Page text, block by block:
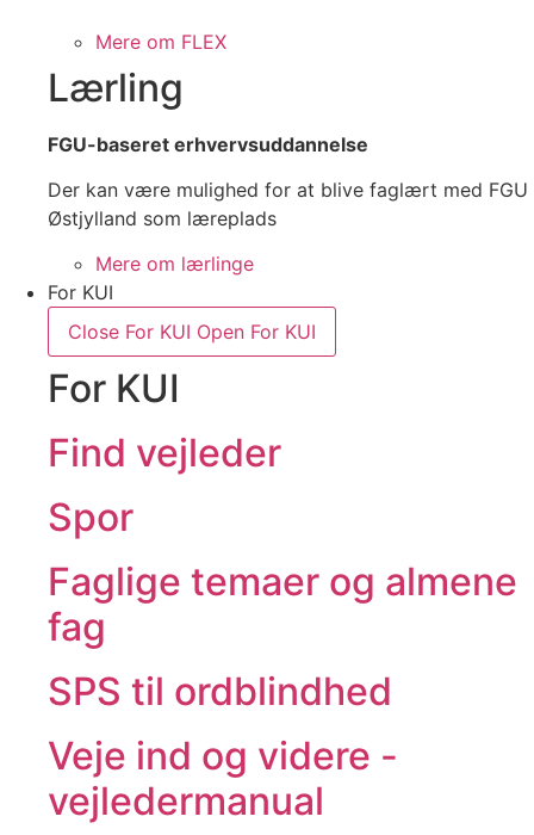
Mere om FLEX
Lærling
FGU-baseret erhvervsuddannelse
Der kan være mulighed for at blive faglært med FGU
Østjylland som læreplads
Mere om lærlinge
For KUI
Close For KUI Open For KUI
For KUI
Find vejleder
Spor
Faglige temaer og almene
fag
SPS til ordblindhed
Veje ind og videre -
vejledermanual